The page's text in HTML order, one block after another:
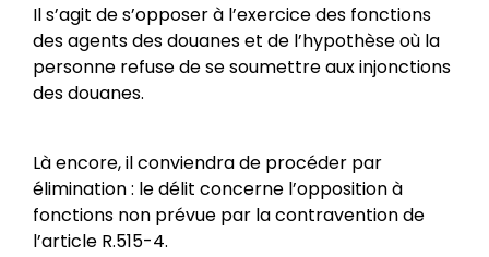
Il s’agit de s’opposer à l’exercice des fonctions
des agents des douanes et de l’hypothèse où la
personne refuse de se soumettre aux injonctions
des douanes.
Là encore, il conviendra de procéder par
élimination : le délit concerne l’opposition à
fonctions non prévue par la contravention de
l’article R.515-4.